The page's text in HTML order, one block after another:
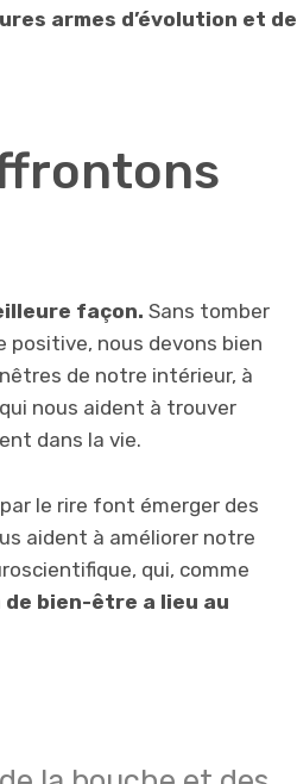
armes d’évolution et de
façon. Sans tomber
positive, nous devons bien
de notre intérieur, à
nous aident à trouver
dans la vie.
le rire font émerger des
aident à améliorer notre
qui, comme
de bien-être a lieu au